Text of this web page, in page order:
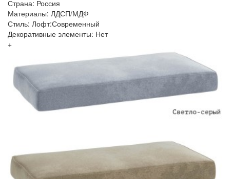
Страна: Россия
Материалы: ЛДСП/МДФ
Стиль: Лофт:Современный
Декоративные элементы: Нет
+